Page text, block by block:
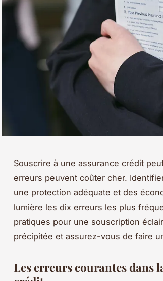
Souscrire à une assurance crédit
erreurs peuvent coûter cher.
une protection adéquate et des
lumière les dix erreurs les plus
pratiques pour une souscription
précipitée et assurez-vous de faire
Les erreurs courantes dans